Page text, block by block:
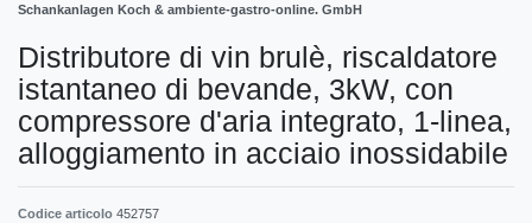
Schankanlagen Koch & ambiente-gastro-online. GmbH
Distributore di vin brulè, riscaldatore
istantaneo di bevande, 3kW, con
compressore d'aria integrato, 1-linea,
alloggiamento in acciaio inossidabile
Codice articolo 452757